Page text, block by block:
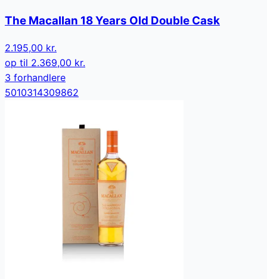
The Macallan 18 Years Old Double Cask
2.195,00 kr.
op til 2.369,00 kr.
3 forhandlere
5010314309862